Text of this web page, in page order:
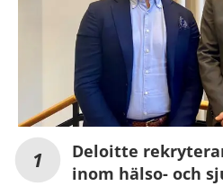
Deloitte
inom hälso- och